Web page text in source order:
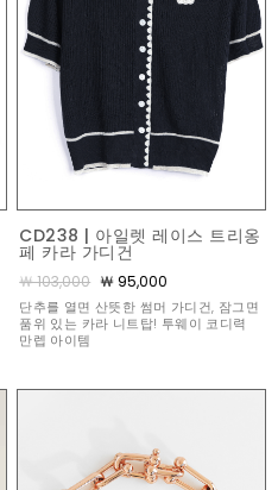
CD238 | 아일렛 레이스 트리옹
페 카라 가디건
￦ 103,000 ￦ 95,000
단추를 열면 산뜻한 썸머 가디건, 잠그면
품위 있는 카라 니트탑! 투웨이 코디력
만렙 아이템